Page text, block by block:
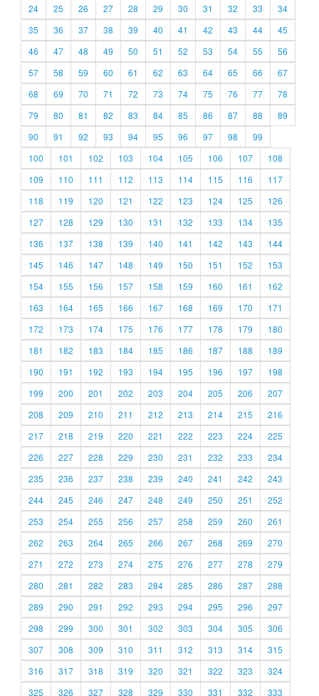
24
25 26 27 28 29 30 31 32 33
34
35
36 37 38 39 40 41 42 43 44
45
46
47 48 49 50 51 52 53 54 55
56
57
58 59 60 61 62 63 64 65 66
67
68
69 70 71 72 73 74 75 76 77
78
79
80 81 82 83 84 85 86 87 88
89
90
91 92 93 94 95 96 97 98
99
100
101 102 103 104 105 106 107
108
109
110 111 112 113 114 115 116
117
118
119 120 121 122 123 124 125
126
127
128 129 130 131 132 133 134
135
136
137 138 139 140 141 142 143
144
145
146 147 148 149 150 151 152
153
154
155 156 157 158 159 160 161
162
163
164 165 166 167 168 169 170
171
172
173 174 175 176 177 178 179
180
181
182 183 184 185 186 187 188
189
190
191 192 193 194 195 196 197
198
199
200 201 202 203 204 205 206
207
208
209 210 211 212 213 214 215
216
217
218 219 220 221 222 223 224
225
226
227 228 229 230 231 232 233
234
235
236 237 238 239 240 241 242
243
244
245 246 247 248 249 250 251
252
253
254 255 256 257 258 259 260
261
262
263 264 265 266 267 268 269
270
271
272 273 274 275 276 277 278
279
280
281 282 283 284 285 286 287
288
289
290 291 292 293 294 295 296
297
298
299 300 301 302 303 304 305
306
307
308 309 310 311 312 313 314
315
316
317 318 319 320 321 322 323
324
325
326 327 328 329 330 331 332 333